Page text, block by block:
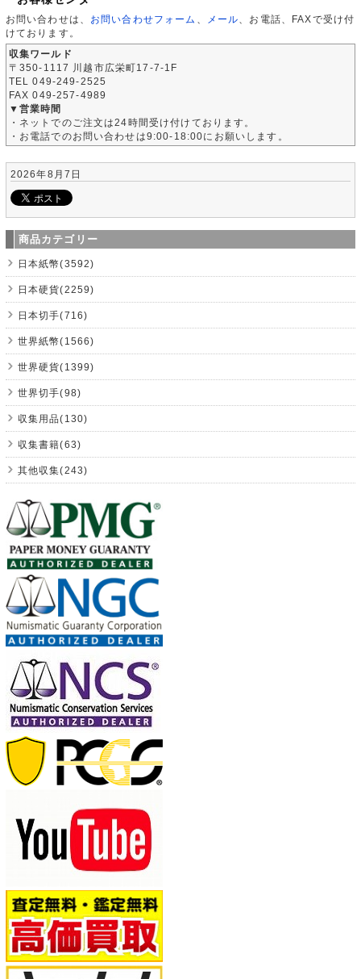
お問い合わせは、 お問い合わせフォーム メール 、お電話、FAXで受け付
けております。
収集ワールド
〒350-1117 川越市広栄町17-7-1F
TEL 049-249-2525
FAX 049-257-4989
▼営業時間
・ネットでのご注文は24時間受け付けております。
・お電話でのお問い合わせは9:00-18:00にお願いします。
2026年8月7日
商品カテゴリー
日本紙幣(3592)
日本硬貨(2259)
日本切手(716)
世界紙幣(1566)
世界硬貨(1399)
世界切手(98)
収集用品(130)
収集書籍(63)
其他収集(243)